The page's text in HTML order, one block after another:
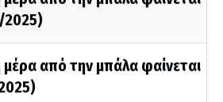
μέρα από την μπάλα φαίνεται